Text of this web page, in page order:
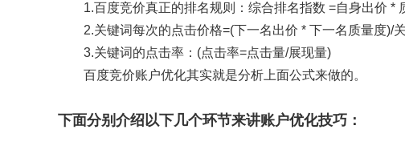
1.百度竞价真正的排名规则：综合排名指数 =自身出价 *
2.关键词每次的点击价格=(下一名出价 * 下一名质量度)/
3.关键词的点击率：(点击率=点击量/展现量)
百度竞价账户优化其实就是分析上面公式来做的。
下面分别介绍以下几个环节来讲账户优化技巧：